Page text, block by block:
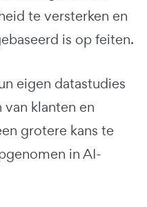
te versterken en
is op feiten.
eigen datastudies
klanten en
grotere kans te
in AI-